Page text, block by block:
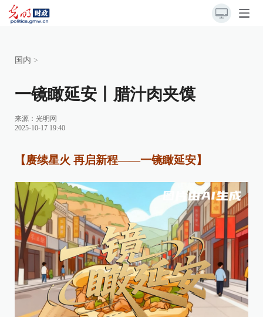
国内 >
一镜瞰延安丨腊汁肉夹馍
来源： 光明网
2025-10-17 19:40
【赓续星火 再启新程——一镜瞰延安】